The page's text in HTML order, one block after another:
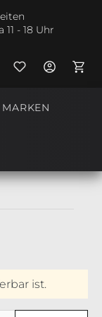
11 - 18 Uhr
MARKEN
ist.